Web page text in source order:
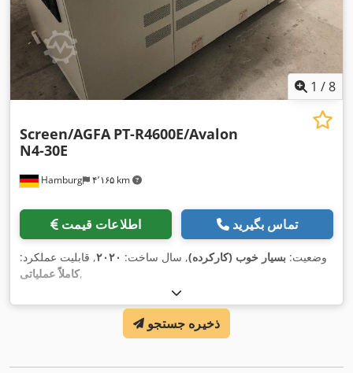
1 /8
Hamburg ۴٬۱۶۵ km
Screen/AGFA PT-R4600E/Avalon
N4-30E
اطلاعات قیمت تماس بگیرید
وضعیت: بسیار خوب (کارکرده), سال ساخت: ۲۰۲۰, قابلیت عملکرد:
کاملاً عملیاتی,
ذخیره جستجو